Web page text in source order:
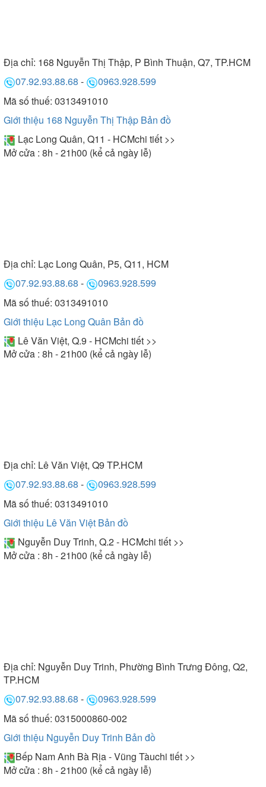
Địa chỉ: 168 Nguyễn Thị Thập, P Bình Thuận, Q7, TP.HCM
07.92.93.88.68 -
0963.928.599
Mã số thuế: 0313491010
Giới thiệu 168 Nguyễn Thị Thập Bản đồ
Lạc Long Quân, Q11 - HCMchi tiết >>
Mở cửa : 8h - 21h00 (kể cả ngày lễ)
Địa chỉ: Lạc Long Quân, P5, Q11, HCM
07.92.93.88.68 -
0963.928.599
Mã số thuế: 0313491010
Giới thiệu Lạc Long Quân Bản đồ
Lê Văn Việt, Q.9 - HCMchi tiết >>
Mở cửa : 8h - 21h00 (kể cả ngày lễ)
Địa chỉ: Lê Văn Việt, Q9 TP.HCM
07.92.93.88.68 -
0963.928.599
Mã số thuế: 0313491010
Giới thiệu Lê Văn Việt Bản đồ
Nguyễn Duy Trinh, Q.2 - HCMchi tiết >>
Mở cửa : 8h - 21h00 (kể cả ngày lễ)
Địa chỉ: Nguyễn Duy Trinh, Phường Bình Trưng Đông, Q2,
TP.HCM
07.92.93.88.68 -
0963.928.599
Mã số thuế: 0315000860-002
Giới thiệu Nguyễn Duy Trinh Bản đồ
Bếp Nam Anh Bà Rịa - Vũng Tàuchi tiết >>
Mở cửa : 8h - 21h00 (kể cả ngày lễ)